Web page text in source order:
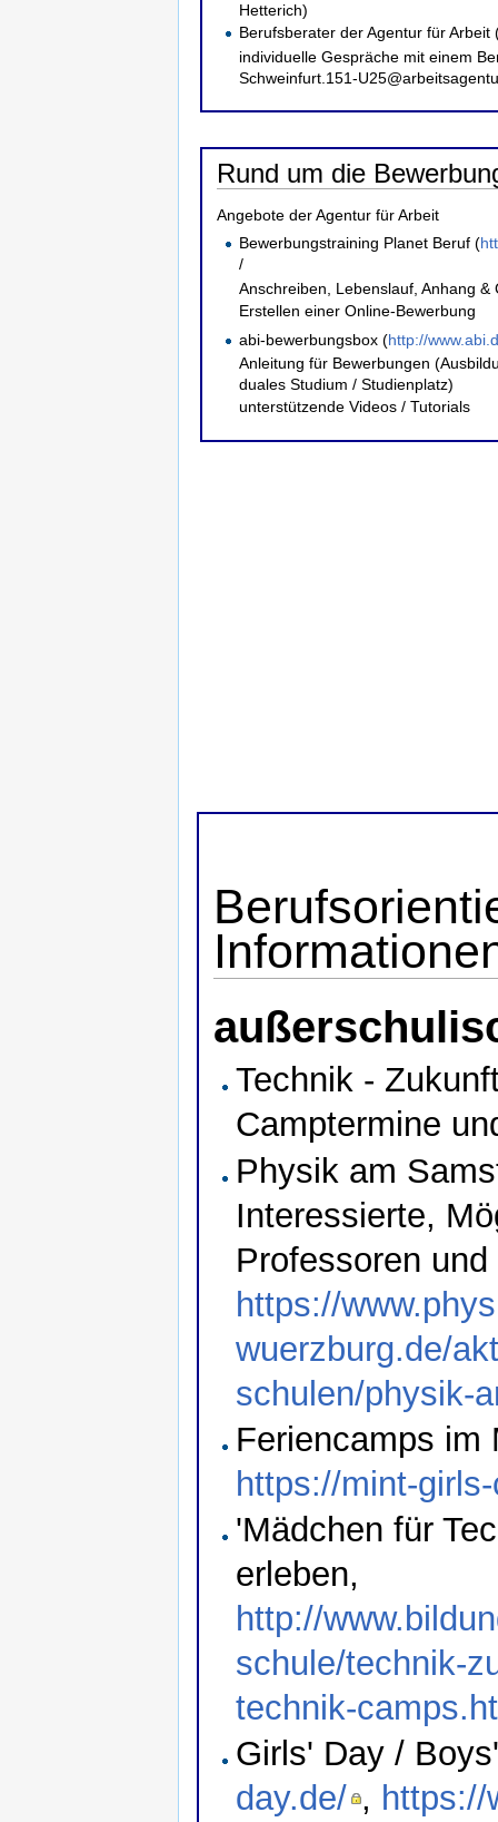
Hetterich)
Berufsberater der Agentur für Arbeit
individuelle Gespräche mit einem
Schweinfurt.151-
Rund um die
Angebote der Agentur für Arbeit
Bewerbungstraining Planet Beruf (
/
Anschreiben, Lebenslauf, Anhang &
Erstellen einer Online-Bewerbung
abi-bewerbungsbox (http://
Anleitung für Bewerbungen
duales Studium / Studienplatz)
unterstützende Videos / Tutorials
Technik -
Camptermine
Physik am
Interessierte,
Professoren
https://
wuerzburg.de/
schulen/physik-
Feriencamps im
https://mint-
'Mädchen für
erleben,
http://
schule/technik-
technik-
Girls' Day /
day.de/ , https://